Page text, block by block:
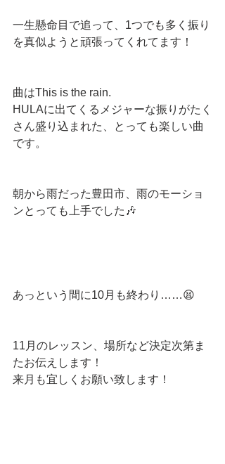
一生懸命目で追って、1つでも多く振り
を真似ようと頑張ってくれてます！
曲はThis is the rain.
HULAに出てくるメジャーな振りがたく
さん盛り込まれた、とっても楽しい曲
です。
朝から雨だった豊田市、雨のモーショ
ンとっても上手でした🎶
あっという間に10月も終わり……😫
11月のレッスン、場所など決定次第ま
たお伝えします！
来月も宜しくお願い致します！